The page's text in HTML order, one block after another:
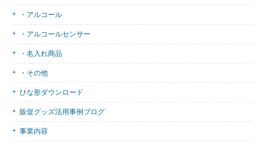
・アルコール
・アルコールセンサー
・名入れ商品
・その他
ひな形ダウンロード
販促グッズ活用事例ブログ
事業内容